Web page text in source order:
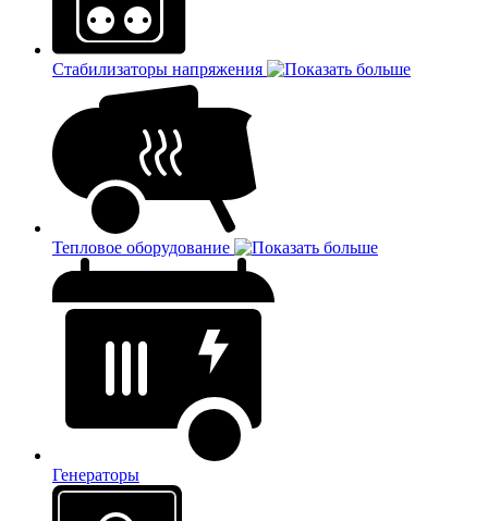
Стабилизаторы напряжения
Тепловое оборудование
Генераторы